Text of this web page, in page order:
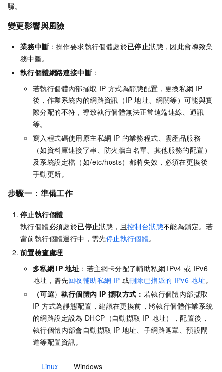
驟。
變更影響與風險
業務中斷：操作要求執行個體處於已停止狀態，因此會導致業
務中斷。
執行個體網路連接中斷：
若執行個體內部擷取 IP 方式為靜態配置，更換私網 IP
後，作業系統內的網路資訊（IP 地址、網關等）可能與實
際分配的不符，導致執行個體無法正常遠端連線、通訊
等。
寫入程式碼使用原主私網 IP 的業務程式、雲產品服務
（如資料庫連接字串、防火牆白名單、其他服務的配置）
及系統設定檔（如/etc/hosts）都將失效，必須在更換後
手動更新。
步驟一：準備工作
停止執行個體
執行個體必須處於已停止狀態，且控制台狀態不能為鎖定。若
當前執行個體運行中，需先停止執行個體。
前置檢查處理
多私網 IP 地址 ：若主網卡分配了輔助私網 IPv4 或 IPv6
地址，需先回收輔助私網 IP 或刪除已指派的 IPv6 地址。
（可選）執行個體內 IP 擷取方式： 若執行個體內部擷取
IP 方式為靜態配置，建議在更換前，將執行個體作業系統
的網路設定設為 DHCP（自動擷取 IP 地址），配置後，
執行個體內部會自動擷取 IP 地址、子網路遮罩、預設閘
道等配置資訊。
Linux Windows